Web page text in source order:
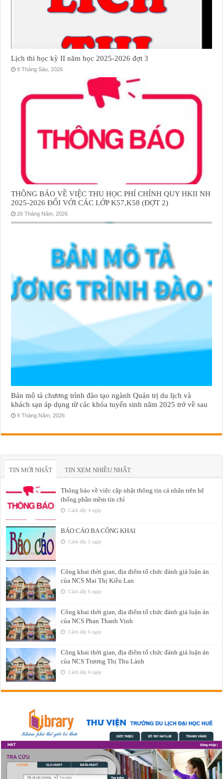
Lịch thi học kỳ II năm học 2025-2026 đợt 3
9 Tháng Sáu, 2026
THÔNG BÁO VỀ VIỆC THU HỌC PHÍ CHÍNH QUY HKII NH
2025-2026 ĐỐI VỚI CÁC LỚP K57,K58 (ĐỢT 2)
26 Tháng Năm, 2026
Bản mô tả chương trình đào tạo ngành Quản trị du lịch và
khách sạn áp dụng từ các khóa tuyển sinh năm 2025 trở về sau
9 Tháng Năm, 2026
TIN MỚI NHẤT TIN XEM NHIỀU NHẤT
Thông báo về việc cập nhật thông tin cá nhân trên hệ
thống phần mềm tín chỉ
Cách đây 4 ngày
BÁO CÁO BA CÔNG KHAI
Cách đây 5 ngày
Công khai thời gian, địa điểm tổ chức đánh giá luận án
của NCS Mai Thị Kiều Lan
Cách đây 6 ngày
Công khai thời gian, địa điểm tổ chức đánh giá luận án
của NCS Phan Thanh Vịnh
Cách đây 6 ngày
Công khai thời gian, địa điểm tổ chức đánh giá luận án
của NCS Trương Thị Thu Lành
Cách đây 6 ngày